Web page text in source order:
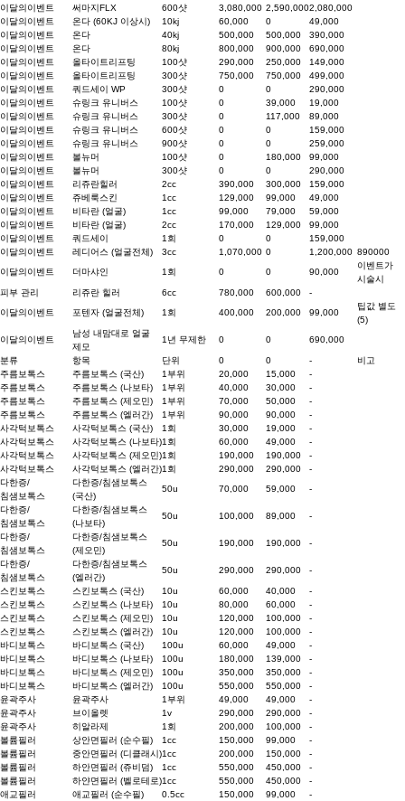
이달의이벤트
써마지FLX 600샷 3,080,000 2,590,0002,080,000
이달의이벤트
온다 (60KJ 이상시) 10kj 60,000 0
49,000
이달의이벤트
온다 40kj 500,000 500,000
390,000
이달의이벤트
온다 80kj 800,000 900,000
690,000
이달의이벤트
올타이트리프팅 100샷 290,000 250,000
149,000
이달의이벤트
올타이트리프팅 300샷 750,000 750,000
499,000
이달의이벤트
쿼드세이 WP 300샷 0 0
290,000
이달의이벤트
슈링크 유니버스 100샷 0 39,000
19,000
이달의이벤트
슈링크 유니버스 300샷 0 117,000
89,000
이달의이벤트
슈링크 유니버스 600샷 0 0
159,000
이달의이벤트
슈링크 유니버스 900샷 0 0
259,000
이달의이벤트
볼뉴머 100샷 0 180,000
99,000
이달의이벤트
볼뉴머 300샷 0 0
290,000
이달의이벤트
리쥬란힐러 2cc 390,000 300,000
159,000
이달의이벤트
쥬베룩스킨 1cc 129,000 99,000
49,000
이달의이벤트
비타란 (얼굴) 1cc 99,000 79,000
59,000
이달의이벤트
비타란 (얼굴) 2cc 170,000 129,000
99,000
이달의이벤트
쿼드세이 1회 0 0
159,000
이달의이벤트
레디어스 (얼굴전체) 3cc 1,070,000 0 1,200,000 890000
이달의이벤트
더마샤인 1회 0 0 90,000
이벤트가
시술시
피부 관리
리쥬란 힐러 6cc 780,000 600,000
-
이달의이벤트
포텐자 (얼굴전체) 1회 400,000 200,000 99,000
팁값 별도
(5)
이달의이벤트
남성 내맘대로 얼굴
제모
1년 무제한 0 0 690,000
분류 항목 단위 0 0 -
비고
주름보톡스
주름보톡스 (국산) 1부위 20,000 15,000
-
주름보톡스
주름보톡스 (나보타) 1부위 40,000 30,000
-
주름보톡스
주름보톡스 (제오민) 1부위 70,000 50,000
-
주름보톡스
주름보톡스 (엘러간) 1부위 90,000 90,000
-
사각턱보톡스
사각턱보톡스 (국산) 1회 30,000 19,000
-
사각턱보톡스
사각턱보톡스 (나보타)1회 60,000 49,000
-
사각턱보톡스
사각턱보톡스 (제오민)1회 190,000 190,000
-
사각턱보톡스
사각턱보톡스 (엘러간)1회 290,000 290,000
-
다한증/
침샘보톡스
다한증/침샘보톡스
(국산)
50u 70,000 59,000 -
다한증/
침샘보톡스
다한증/침샘보톡스
(나보타)
50u 100,000 89,000 -
다한증/
침샘보톡스
다한증/침샘보톡스
(제오민)
50u 190,000 190,000 -
다한증/
침샘보톡스
다한증/침샘보톡스
(엘러간)
50u 290,000 290,000 -
스킨보톡스 스킨보톡스 (국산) 10u 60,000 40,000
-
스킨보톡스
스킨보톡스 (나보타) 10u 80,000 60,000
-
스킨보톡스
스킨보톡스 (제오민) 10u 120,000 100,000
-
스킨보톡스
스킨보톡스 (엘러간) 10u 120,000 100,000
-
바디보톡스
바디보톡스 (국산) 100u 60,000 49,000
-
바디보톡스
바디보톡스 (나보타) 100u 180,000 139,000
-
바디보톡스
바디보톡스 (제오민) 100u 350,000 350,000
-
바디보톡스
바디보톡스 (엘러간) 100u 550,000 550,000
-
윤곽주사
윤곽주사 1부위 49,000 49,000
-
윤곽주사
브이올렛 1v 290,000 290,000
-
윤곽주사
히알라제 1회 200,000 100,000
-
볼륨필러
상안면필러 (순수필) 1cc 150,000 99,000
-
볼륨필러
중안면필러 (디클래시)1cc 200,000 150,000
-
볼륨필러
하안면필러 (쥬비덤) 1cc 550,000 450,000
-
볼륨필러
하얀면필러 (벨로테로)1cc 550,000 450,000
-
애교필러
애교필러 (순수필) 0.5cc 150,000 99,000
-